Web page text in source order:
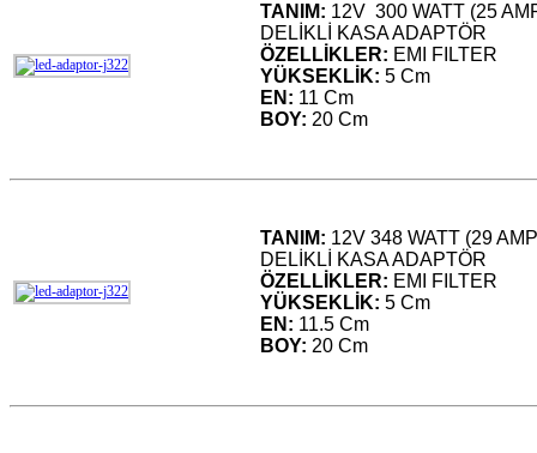
TANIM: 12V 300 WATT (25
DELİKLİ KASA ADAPTÖR
ÖZELLİKLER: EMI FILTER
YÜKSEKLİK: 5 Cm
EN: 11 Cm
BOY: 20 Cm
TANIM: 12V 348 WATT (29
DELİKLİ KASA ADAPTÖR
ÖZELLİKLER: EMI FILTER
YÜKSEKLİK: 5 Cm
EN: 11.5 Cm
BOY: 20 Cm